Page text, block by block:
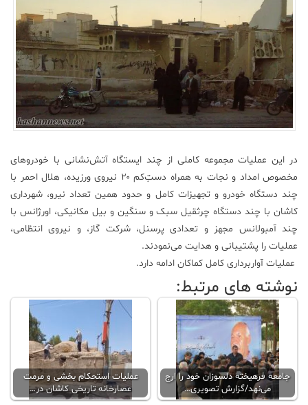
در این عملیات مجموعه کاملی از چند ایستگاه آتش‌نشانی با خودروهای
مخصوص امداد و نجات به همراه دستِ‌کم ۲۰ نیروی ورزیده، هلال احمر با
چند دستگاه خودرو و تجهیزات کامل و حدود همین تعداد نیرو، شهرداری
کاشان با چند دستگاه چرثقیل سبک و سنگین و بیل مکانیکی، اورژانس با
چند آمبولانس مجهز و تعدادی پرسنل، شرکت گاز، و نیروی انتظامی،
عملیات را پشتیبانی و هدایت می‌نمودند.
عملیات آواربرداری کامل کماکان ادامه دارد.
نوشته های مرتبط:
جامعه فرهیخته دلسوزان خود را ارج
می‌نهد/گزارش تصویری…
عملیات استحکام بخشی و مرمت
عصارخانه تاریخی کاشان در…